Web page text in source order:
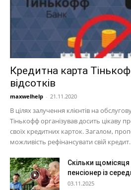
Кредитна карта
відсотків
maxwelhelp - 21.11.2020
В цілях залучення клієнтів на
Тінькофф організував досить цікаву
своїх кредитних карток. Загалом,
можливість рефінансувати свій кредит.
Скільки щомісяця
пенсіонер із
03.11.2025